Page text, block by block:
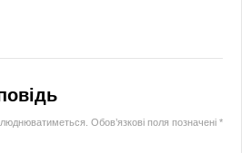
Обов’язкові поля позначені *